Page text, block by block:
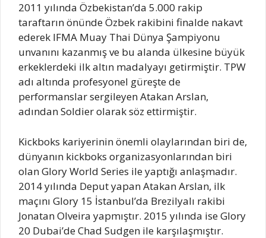
2011 yılında Özbekistan’da 5.000 rakip
taraftarın önünde Özbek rakibini finalde nakavt
ederek IFMA Muay Thai Dünya Şampiyonu
unvanını kazanmış ve bu alanda ülkesine büyük
erkeklerdeki ilk altın madalyayı getirmiştir. TPW
adı altında profesyonel güreşte de
performanslar sergileyen Atakan Arslan,
adından Soldier olarak söz ettirmiştir.
Kickboks kariyerinin önemli olaylarından biri de,
dünyanın kickboks organizasyonlarından biri
olan Glory World Series ile yaptığı anlaşmadır.
2014 yılında Deput yapan Atakan Arslan, ilk
maçını Glory 15 İstanbul’da Brezilyalı rakibi
Jonatan Olveira yapmıştır. 2015 yılında ise Glory
20 Dubai’de Chad Sudgen ile karşılaşmıştır.